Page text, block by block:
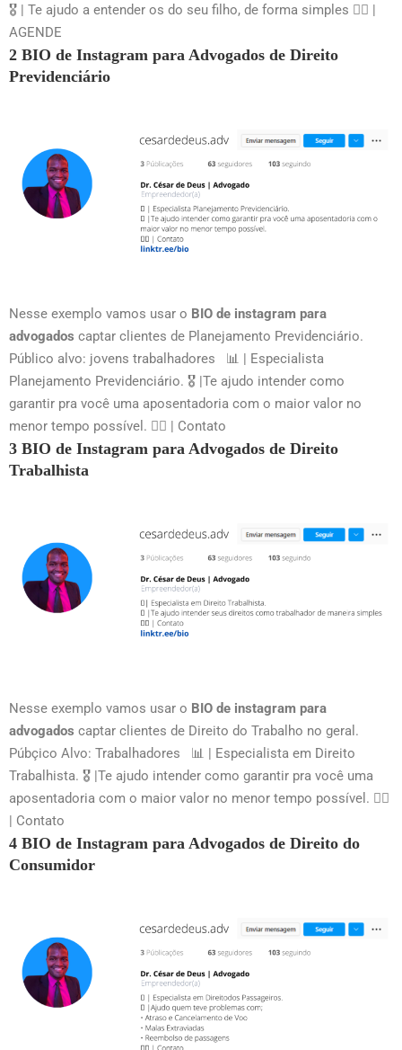
🎖 | Te ajudo a entender os do seu filho, de forma simples 👇🏻 |
AGENDE
2 BIO de Instagram para Advogados de Direito
Previdenciário
Nesse exemplo vamos usar o BIO de instagram para
advogados captar clientes de Planejamento Previdenciário.
Público alvo: jovens trabalhadores 📊 | Especialista
Planejamento Previdenciário. 🎖 |Te ajudo intender como
garantir pra você uma aposentadoria com o maior valor no
menor tempo possível. 👇🏻 | Contato
3 BIO de Instagram para Advogados de Direito
Trabalhista
Nesse exemplo vamos usar o BIO de instagram para
advogados captar clientes de Direito do Trabalho no geral.
Púbçico Alvo: Trabalhadores 📊 | Especialista em Direito
Trabalhista. 🎖 |Te ajudo intender como garantir pra você uma
aposentadoria com o maior valor no menor tempo possível. 👇🏻
| Contato
4 BIO de Instagram para Advogados de Direito do
Consumidor